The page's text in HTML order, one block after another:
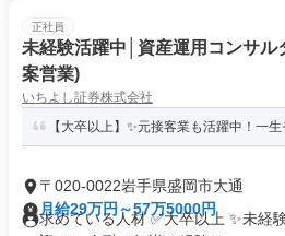
正社員
未経験活躍中│資産運用コンサル
案営業)
いちよし証券株式会社
【大卒以上】✨元接客業も活躍中！一
〒020-0022岩手県盛岡市大通
月給29万円～57万5000円
求めている人材 ✅大卒以上 ✨未経